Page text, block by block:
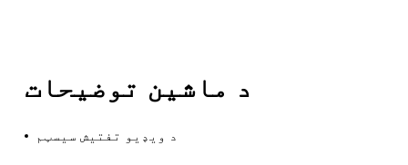
د ماشین توضیحات
د ویډیو تفتیش سیسټم